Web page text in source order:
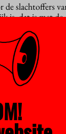
slachtoffers
is, dat is met de
bewezen, dat
we daarna
Er is terechte
te veel was
maar het
om een
ik met Arendt
beginnen.”
en